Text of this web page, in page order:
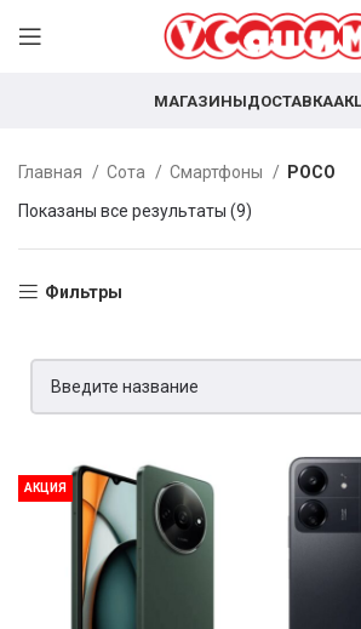
МАГАЗИНЫДОСТАВКА
Главная Сота Смартфоны
POCO
Показаны все результаты (9)
Фильтры
АКЦИЯ